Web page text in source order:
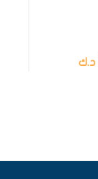
د.ك